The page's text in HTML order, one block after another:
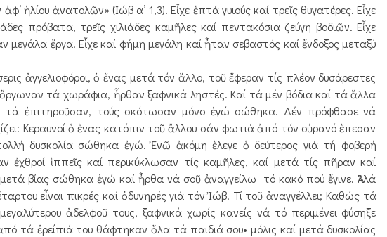
ἡλίου ἀνατολῶν» (Ἰώβ α’ 1,3). Εἶχε ἑπτά γυιούς καί τρεῖς θυγατέρες. Εἶχε
πρόβατα, τρεῖς χιλιάδες καμῆλες καί πεντακόσια ζεύγη βοδιῶν. Εἶχε
ἔργα. Εἶχε καί φήμη μεγάλη καί ἦταν σεβαστός καί ἔνδοξος μεταξύ
ἀγγελιοφόροι, ὁ ἕνας μετά τόν ἄλλο, τοῦ ἔφεραν τίς πλέον δυσάρεστες
τά χωράφια, ἦρθαν ξαφνικά ληστές. Καί τά μέν βόδια καί τά ἄλλα
ἐπιτηροῦσαν, τούς σκότωσαν μόνο ἐγώ σώθηκα. Δέν πρόφθασε νά
Κεραυνοί ὁ ἕνας κατόπιν τοῦ ἄλλου σάν φωτιά ἀπό τόν οὐρανό ἔπεσαν
δυσκολία σώθηκα ἐγώ. Ἐνῶ ἀκόμη ἔλεγε ὁ δεύτερος γιά τή φοβερή
ἐχθροί ἱππεῖς καί περικύκλωσαν τίς καμῆλες, καί μετά τίς πῆραν καί
βίας σώθηκα ἐγώ καί ἦρθα νά σοῦ ἀναγγείλω τό κακό πού ἔγινε. Ἀλλά
εἶναι πικρές καί ὀδυνηρές γιά τόν Ἰώβ. Τί τοῦ ἀναγγέλλει; Καθώς τά
ἀδελφοῦ τους, ξαφνικά χωρίς κανείς νά τό περιμένει φύσηξε
τά ἐρείπιά του θάφτηκαν ὅλα τά παιδιά σου• μόλις καί μετά δυσκολίας